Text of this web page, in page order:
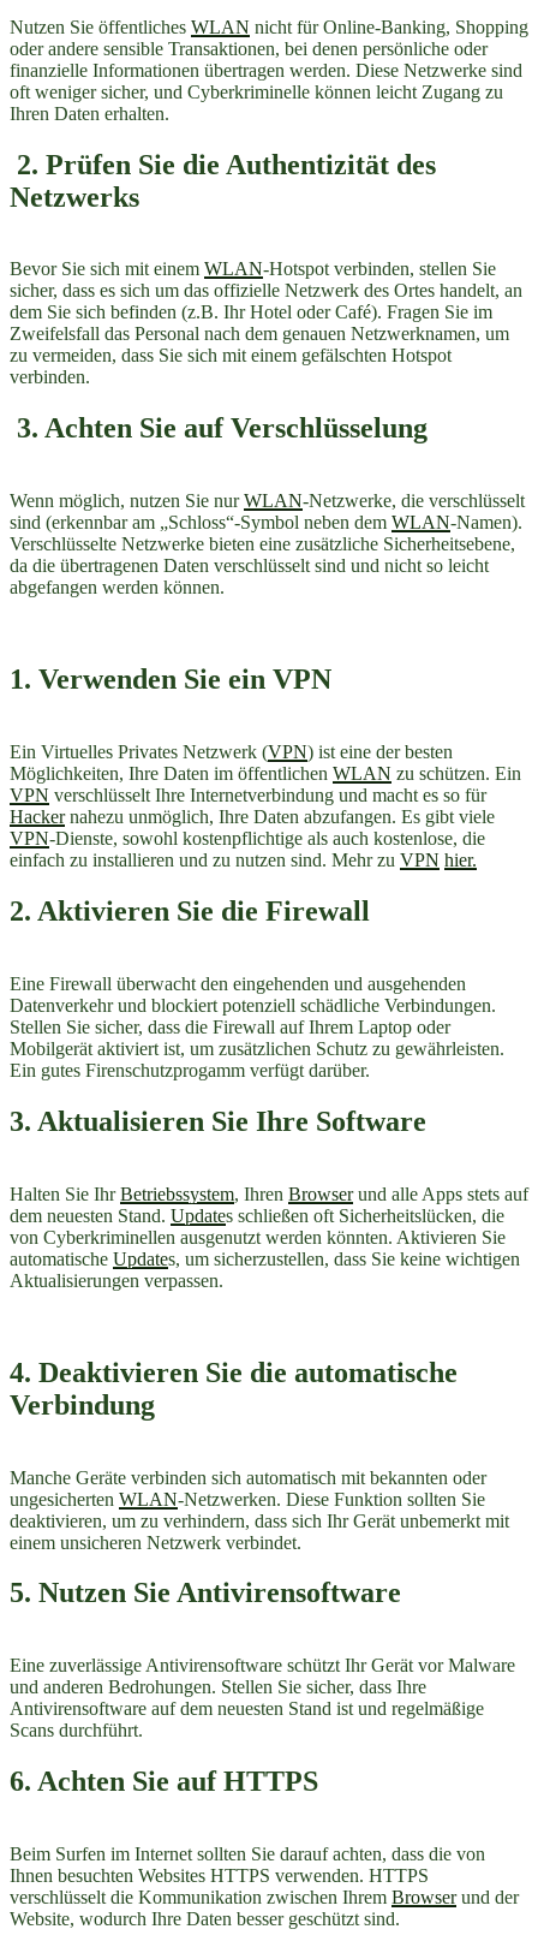
Nutzen Sie öffentliches WLAN nicht für Online-Banking, Shopping
oder andere sensible Transaktionen, bei denen persönliche oder
finanzielle Informationen übertragen werden. Diese Netzwerke sind
oft weniger sicher, und Cyberkriminelle können leicht Zugang zu
Ihren Daten erhalten.
2. Prüfen Sie die Authentizität des
Netzwerks
Bevor Sie sich mit einem WLAN-Hotspot verbinden, stellen Sie
sicher, dass es sich um das offizielle Netzwerk des Ortes handelt, an
dem Sie sich befinden (z.B. Ihr Hotel oder Café). Fragen Sie im
Zweifelsfall das Personal nach dem genauen Netzwerknamen, um
zu vermeiden, dass Sie sich mit einem gefälschten Hotspot
verbinden.
3. Achten Sie auf Verschlüsselung
Wenn möglich, nutzen Sie nurWLAN-Netzwerke, die verschlüsselt
sind (erkennbar am „Schloss“-Symbol neben dem WLAN-Namen).
Verschlüsselte Netzwerke bieten eine zusätzliche Sicherheitsebene,
da die übertragenen Daten verschlüsselt sind und nicht so leicht
abgefangen werden können.
1. Verwenden Sie ein VPN
Ein Virtuelles Privates Netzwerk (VPN) ist eine der besten
Möglichkeiten, Ihre Daten im öffentlichen WLAN zu schützen. Ein
VPN verschlüsselt Ihre Internetverbindung und macht es so für
Hackernahezu unmöglich, Ihre Daten abzufangen. Es gibt viele
VPN-Dienste, sowohl kostenpflichtige als auch kostenlose, die
einfach zu installieren und zu nutzen sind. Mehr zu VPN hier.
2. Aktivieren Sie die Firewall
Eine Firewall überwacht den eingehenden und ausgehenden
Datenverkehr und blockiert potenziell schädliche Verbindungen.
Stellen Sie sicher, dass die Firewall auf Ihrem Laptop oder
Mobilgerät aktiviert ist, um zusätzlichen Schutz zu gewährleisten.
Ein gutes Firenschutzprogamm verfügt darüber.
3. Aktualisieren Sie Ihre Software
Halten Sie IhrBetriebssystem, Ihren Browserund alle Apps stets auf
dem neuesten Stand. Updates schließen oft Sicherheitslücken, die
von Cyberkriminellen ausgenutzt werden könnten. Aktivieren Sie
automatische Updates, um sicherzustellen, dass Sie keine wichtigen
Aktualisierungen verpassen.
4. Deaktivieren Sie die automatische
Verbindung
Manche Geräte verbinden sich automatisch mit bekannten oder
ungesicherten WLAN-Netzwerken. Diese Funktion sollten Sie
deaktivieren, um zu verhindern, dass sich Ihr Gerät unbemerkt mit
einem unsicheren Netzwerk verbindet.
5. Nutzen Sie Antivirensoftware
Eine zuverlässige Antivirensoftware schützt Ihr Gerät vor Malware
und anderen Bedrohungen. Stellen Sie sicher, dass Ihre
Antivirensoftware auf dem neuesten Stand ist und regelmäßige
Scans durchführt.
6. Achten Sie auf HTTPS
Beim Surfen im Internet sollten Sie darauf achten, dass die von
Ihnen besuchten Websites HTTPS verwenden. HTTPS
verschlüsselt die Kommunikation zwischen Ihrem Browserund der
Website, wodurch Ihre Daten besser geschützt sind.